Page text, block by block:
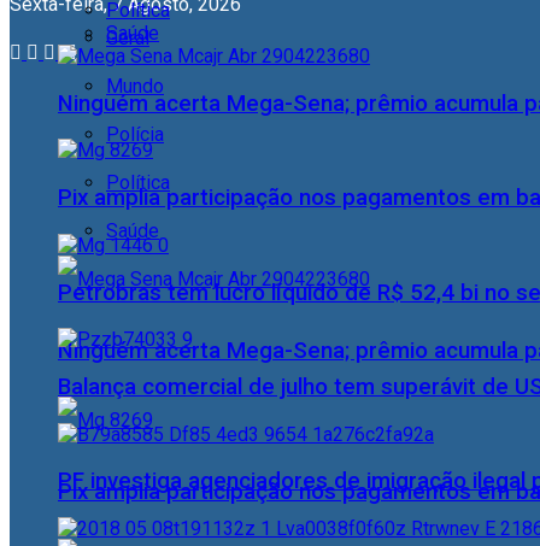
Geral
Mundo
Polícia
Política
Saúde
Ninguém acerta Mega-Sena; prêmio acumula
Pix amplia participação nos pagamentos em
Política
Saúde
Ninguém acerta Mega-Sena; prêmio acumula
Pix amplia participação nos pagamentos em
Petrobras tem lucro líquido de R$ 52,4 bi no
Balança comercial de julho tem superávit de
PF investiga agenciadores de imigração ilegal